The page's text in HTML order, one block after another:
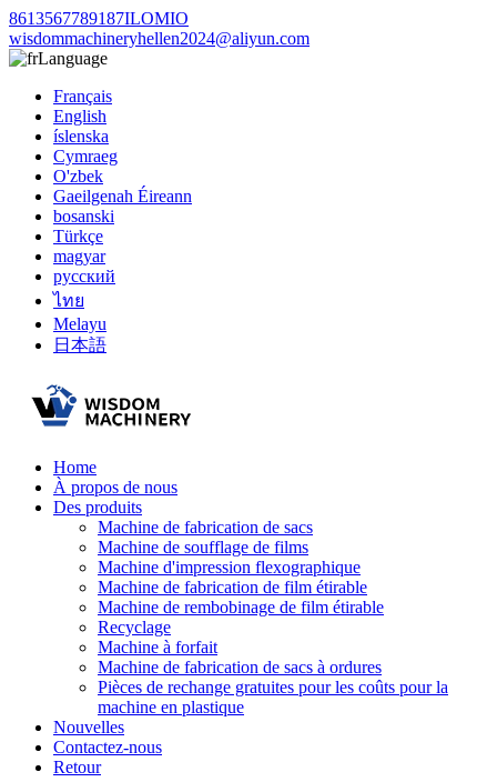
8613567789187ILOMIO
wisdommachineryhellen2024@aliyun.com
Language
Français
English
íslenska
Cymraeg
O'zbek
Gaeilgenah Éireann
bosanski
Türkçe
magyar
русский
ไทย
Melayu
日本語
Home
À propos de nous
Des produits
Machine de fabrication de sacs
Machine de soufflage de films
Machine d'impression flexographique
Machine de fabrication de film étirable
Machine de rembobinage de film étirable
Recyclage
Machine à forfait
Machine de fabrication de sacs à ordures
Pièces de rechange gratuites pour les coûts pour la
machine en plastique
Nouvelles
Contactez-nous
Retour